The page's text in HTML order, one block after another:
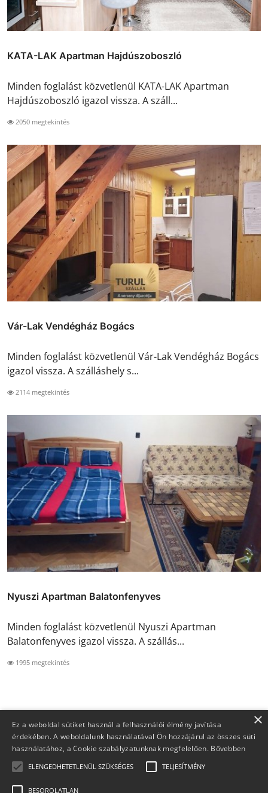
KATA-LAK Apartman Hajdúszoboszló
Minden foglalást közvetlenül KATA-LAK Apartman
Hajdúszoboszló igazol vissza. A száll...
2050 megtekintés
Vár-Lak Vendégház Bogács
Minden foglalást közvetlenül Vár-Lak Vendégház Bogács
igazol vissza. A szálláshely s...
2114 megtekintés
Nyuszi Apartman Balatonfenyves
Minden foglalást közvetlenül Nyuszi Apartman
Balatonfenyves igazol vissza. A szállás...
1995 megtekintés
×
Ez a weboldal sütiket használ a felhasználói élmény javítása
érdekében. A weboldalunk használatával Ön hozzájárul az összes süti
használatához, a Cookie szabályzatunknak megfelelően. Bővebben
ELENGEDHETETLENÜL SZÜKSÉGES TELJESÍTMÉNY
BESOROLATLAN